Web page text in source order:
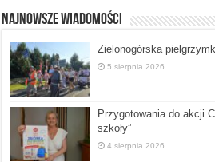
Najnowsze Wiadomości
Zielonogórska
5 sierpnia 2026
Przygotowania do akcji
szkoły”
4 sierpnia 2026